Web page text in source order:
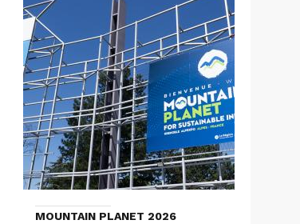
MOUNTAIN PLANET 2026